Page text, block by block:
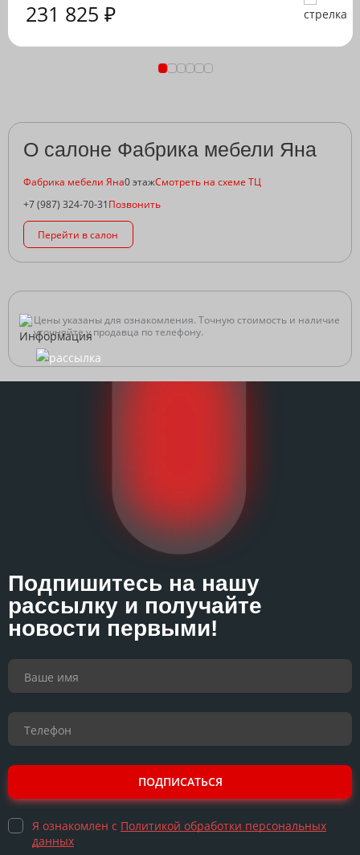
231 825 ₽
О салоне Фабрика мебели Яна
Фабрика мебели Яна0 этажСмотреть на схеме ТЦ
+7 (987) 324-70-31Позвонить
Перейти в салон
Цены указаны для ознакомления. Точную стоимость и наличие
уточняйте у продавца по телефону.
Подпишитесь на нашу
рассылку и получайте
новости первыми!
ПОДПИСАТЬСЯ
Я ознакомлен с Политикой обработки персональных
данных